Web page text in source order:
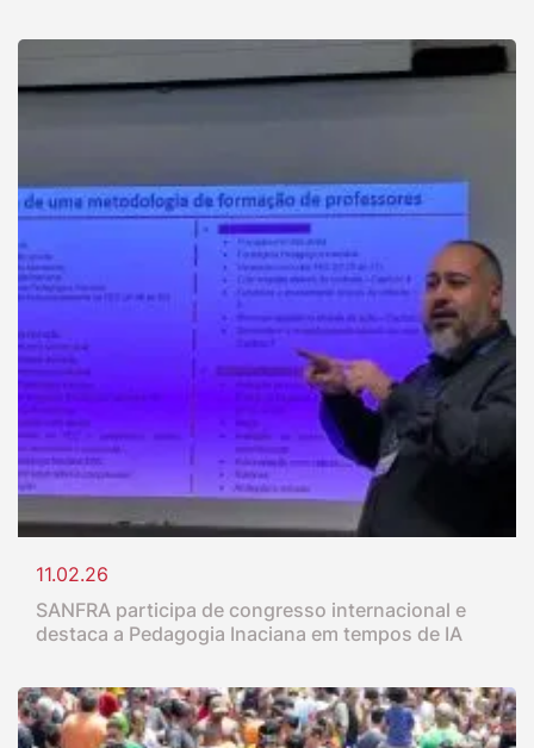
11.02.26
SANFRA participa de congresso internacional e
destaca a Pedagogia Inaciana em tempos de IA